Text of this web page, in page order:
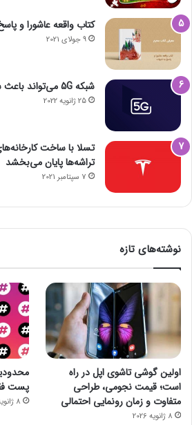
کتاب واقعه عاشورا و
9 جولای 2021
شبکه 5G می‌تواند باعث سقوط هواپیما شود
25 ژانویه 2022
تسلا با ساخت
تراشه‌ها پایان می‌بخشد
7 سپتامبر 2021
نوشته‌های تازه
اولین گوشی تاشوی اپل در راه
است؛ قیمت نجومی، طراحی
متفاوت و زمان رونمایی احتمالی
8 ژانویه 2026
پست
8 ژانویه 2026